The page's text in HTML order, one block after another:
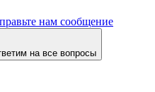
нам сообщение
на все вопросы